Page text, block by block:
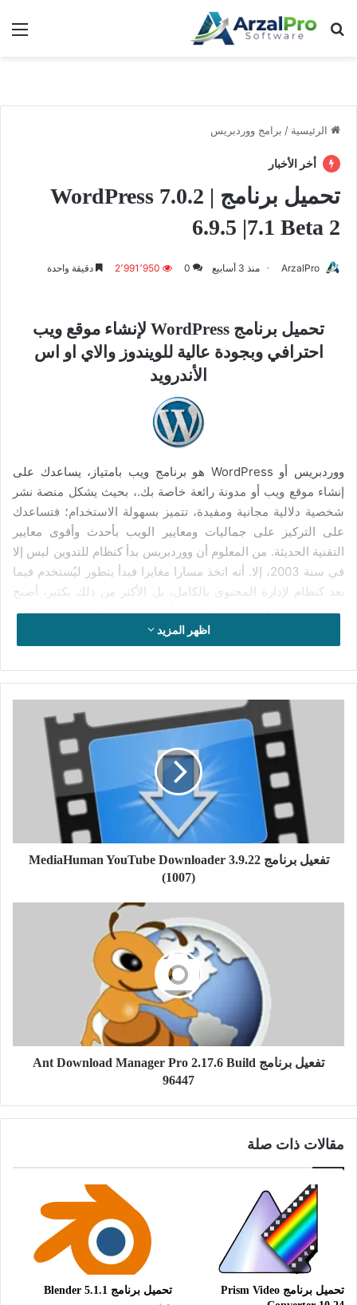
بحث عن
الرئيسية / برامج ووردبريس
أخر الأخبار
تحميل برنامج WordPress 7.0.2 |
6.9.5 |7.1 Beta 2
ArzalPro منذ 3 أسابيع 0 2٬991٬950 دقيقة واحدة
تحميل برنامج WordPress لإنشاء موقع ويب
احترافي وبجودة عالية للويندوز والاي او اس
الأندرويد
ووردبريس أو WordPress هو برنامج ويب بامتياز، يساعدك على
إنشاء موقع ويب أو مدونة رائعة خاصة بك.، بحيث يشكل منصة نشر
شخصية دلالية مجانية ومفيدة، تتميز بسهولة الاستخدام؛ فتساعدك
على التركيز على جماليات ومعايير الويب بأحدث وأقوى معايير
التقنية الحديثة. من المعلوم أن ووردبريس بدأ كنظام للتدوين ليس إلا
في سنة 2003، إلا. أنه اتخذ مسارا مغايرا فبدأ يتطور ليُستخدم فيما
بعد كنظام لإدارة المحتوى بالكامل، بل الأكثر من ذلك بكثير، أصبح
يضم آلاف المكونات الإضافية والأدوات والمظاهر. يعد ووردبريس
مشروعا مفتوح المصدر، بحيث يشتغل عليه مئات الأشخاص حول،
الأمر الذي جعله يتفوق على معظم المنصات التجارية الأخرى.
القاعدي لمنصة ووردبريس، بحيث يضم ووردبريس الآلاف من
الإضافات والقوالب أو المظاهر المجانية والمدفوعة المتاحة، يمكنك
استخدامها عند رفع موقعك على هذة المنصة الرائعة والكبيرة، وذلك
حتى تتمكن من تحويل موقعك إلى أي شيء يخطر ببالك في منتهى
الروعة والجمال. وخير دليل على ذلك هو الشعبية الكبيرة التي
يحظى بها؛ إذ يستخدمه أكثر من 25 مليون شخص لرفع مواقعهم من
مختلف المجالات, يوفر لك ووردبريس أحدث تقنيات التدوين مثل
“Trackback” و “Pingback”، الأمر الذي يجعلك تشعر عند
استخدامك لبرنامج ووردبريس بحصولك على الريادة في مجال
احترافي وبجودة عالية
معلومات تقنية عن البرنامج:
العنوان: WordPress 7.0.2
اسم الملف: wordpress-7.0.2.zip
اظهر المزيد
MediaHuman
Downloader
تفعيل برنامج MediaHuman YouTube Downloader 3.9.22
(1007)
96447
تفعيل برنامج Ant Download Manager Pro 2.17.6 Build
96447
مقالات ذات صلة
تحميل برنامج Prism Video
تحميل برنامج Blender 5.1.1